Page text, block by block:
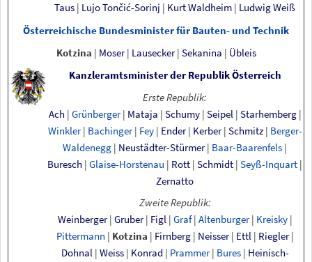
Taus | Lujo Tončić-Sorinj | Kurt Waldheim | Ludwig Weiß
Österreichische Bundesminister für Bauten- und Technik
Kotzina | Moser | Lausecker | Sekanina | Übleis
Kanzleramtsminister der Republik Österreich
Erste Republik:
Ach | Grünberger | Mataja | Schumy | Seipel | Starhemberg |
Winkler | Bachinger | Fey | Ender | Kerber | Schmitz | Berger-
Waldenegg | Neustädter-Stürmer | Baar-Baarenfels |
Buresch | Glaise-Horstenau | Rott | Schmidt | Seyß-Inquart |
Zernatto
Zweite Republik:
Weinberger | Gruber | Figl | Graf | Altenburger | Kreisky |
Pittermann | Kotzina | Firnberg | Neisser | Ettl | Riegler |
Dohnal | Weiss | Konrad | Prammer | Bures | Heinisch-